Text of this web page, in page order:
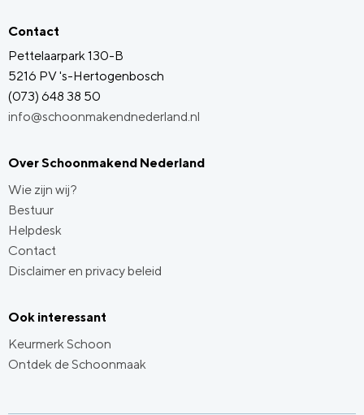
Contact
Pettelaarpark 130-B
5216 PV 's-Hertogenbosch
(073) 648 38 50
info@schoonmakendnederland.nl
Over Schoonmakend Nederland
Wie zijn wij?
Bestuur
Helpdesk
Contact
Disclaimer en privacy beleid
Ook interessant
Keurmerk Schoon
Ontdek de Schoonmaak